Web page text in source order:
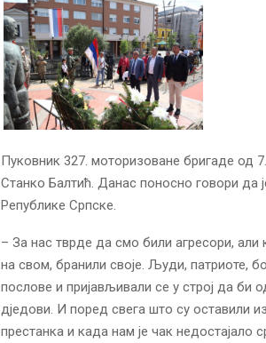
Пуковник 327. моторизоване бригаде од
Станко Балтић. Данас поносно говори да
Републике Српске.
– За нас тврде да смо били агресори,
на свом, бранили своје. Људи, патриоте,
послове и пријављивали се у строј да
дједови. И поред свега што су оставили
престанка и када нам је чак недостајало